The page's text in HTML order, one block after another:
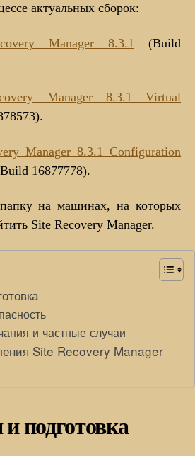
актуальных сборок:
Manager 8.3.1
(Build
Manager 8.3.1 Virtual
Manager 8.3.1 Configuration
16877778).
на машинах, на которых
Site Recovery Manager.
и частные случаи
Site Recovery Manager
подготовка